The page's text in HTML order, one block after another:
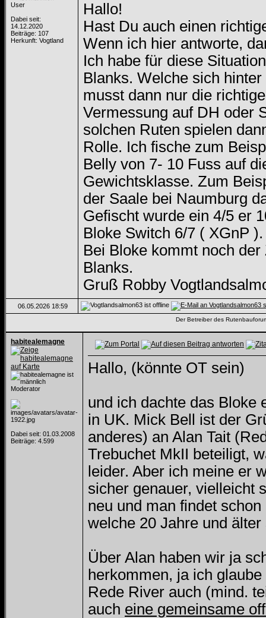
User
Dabei seit:
14.12.2020
Beiträge: 107
Herkunft: Vogtland
Hallo!
Hast Du auch einen
Wenn ich hier antworte,
Ich habe für diese
Blanks. Welche sich
musst dann nur die
Vermessung auf DH oder
solchen Ruten spielen
Rolle. Ich fische zum
Belly von 7- 10 Fuss auf
Gewichtsklasse. Zum
der Saale bei Naumburg
Gefischt wurde ein 4/5 er
Bloke Switch 6/7 ( XGnP
Bei Bloke kommt noch
Blanks.
Gruß Robby
06.05.2026 18:59
Der Betreiber des
habitealemagne
Moderator
Dabei seit: 01.03.2008
Beiträge: 4.599
Hallo, (könnte OT sein)
und ich dachte das Bloke
in UK. Mick Bell ist der
anderes) an Alan Tait
Trebuchet MkII beteiligt,
leider. Aber ich meine er
sicher genauer, vielleicht
neu und man findet
welche 20 Jahre und
Über Alan haben wir ja
herkommen, ja ich
Rede River auch (mind.
auch eine gemeinsame